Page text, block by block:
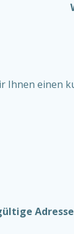
Ihnen einen
Adresse